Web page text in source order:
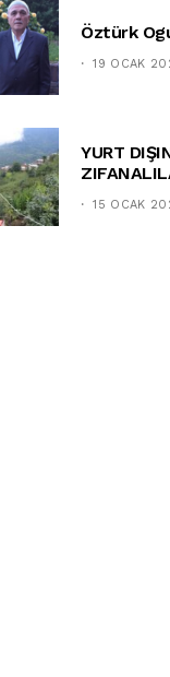
Öztürk
19 OCAK
YURT
15 OCAK